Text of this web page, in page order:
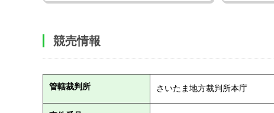
競売情報
管轄裁判所 さいたま地方裁判所本庁